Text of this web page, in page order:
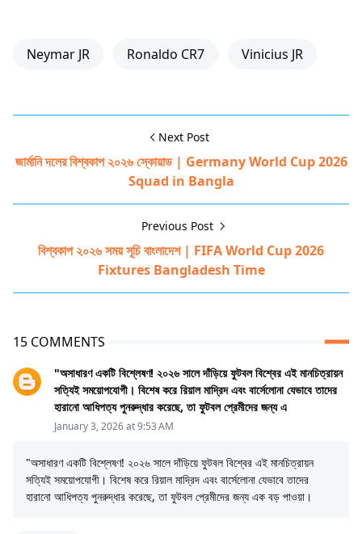
Neymar JR Ronaldo CR7 Vinicius JR
Next Post
জার্মানি দলের বিশ্বকাপ ২০২৬ স্কোয়াড | Germany World Cup 2026
Squad in Bangla
Previous Post
বিশ্বকাপ ২০২৬ সময় সূচি বাংলাদেশ | FIFA World Cup 2026
Fixtures Bangladesh Time
15 COMMENTS
"অসাধারণ একটি বিশ্লেষণ! ২০২৬ সালে দাঁড়িয়ে ফুটবল বিশ্বের এই মানচিত্রায়ন
সত্যিই সময়োপযোগী। বিশেষ করে রিয়াল মাদ্রিদ এবং বার্সেলোনা যেভাবে তাদের
হারানো আধিপত্য পুনরুদ্ধার করেছে, তা ফুটবল প্রেমীদের জন্য এ
January 3, 2026 at 9:53 AM
"অসাধারণ একটি বিশ্লেষণ! ২০২৬ সালে দাঁড়িয়ে ফুটবল বিশ্বের এই মানচিত্রায়ন
সত্যিই সময়োপযোগী। বিশেষ করে রিয়াল মাদ্রিদ এবং বার্সেলোনা যেভাবে তাদের
হারানো আধিপত্য পুনরুদ্ধার করেছে, তা ফুটবল প্রেমীদের জন্য এক বড় পাওয়া।